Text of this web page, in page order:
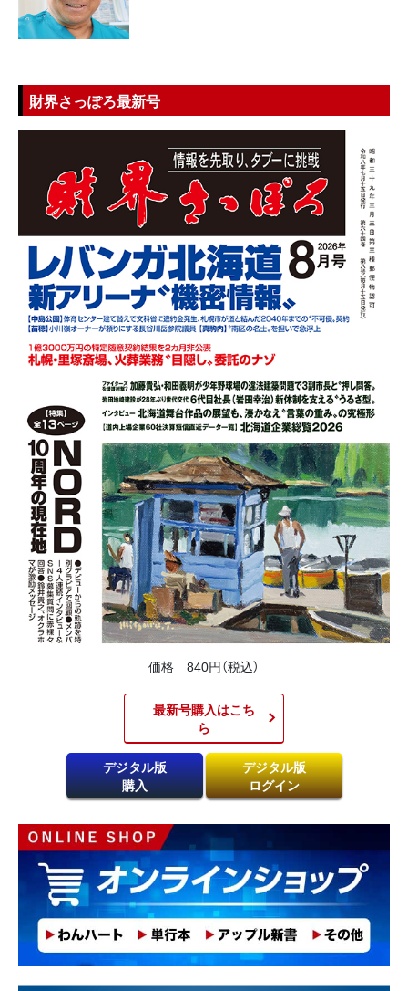
財界さっぽろ最新号
価格 840円（税込）
最新号購入はこち
ら​
デジタル版
購入
デジタル版
ログイン